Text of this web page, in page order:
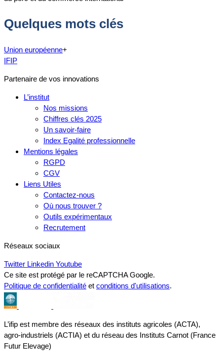
Quelques mots clés
Union européenne+
IFIP
Partenaire de vos innovations
L’institut
Nos missions
Chiffres clés 2025
Un savoir-faire
Index Egalité professionnelle
Mentions légales
RGPD
CGV
Liens Utiles
Contactez-nous
Où nous trouver ?
Outils expérimentaux
Recrutement
Réseaux sociaux
Twitter Linkedin Youtube
Ce site est protégé par le reCAPTCHA Google.
Politique de confidentialité et conditions d'utilisations.
L’ifip est membre des réseaux des instituts agricoles (ACTA),
agro-industriels (ACTIA) et du réseau des Instituts Carnot (France
Futur Elevage)